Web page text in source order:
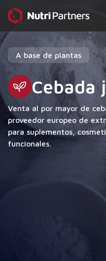
A base de plantas
Cebada
Venta al por mayor de
proveedor europeo de
para suplementos,
funcionales.